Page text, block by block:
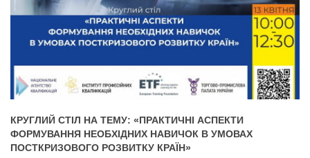
КРУГЛИЙ СТІЛ НА ТЕМУ: «ПРАКТИЧНІ АСПЕКТИ
ФОРМУВАННЯ НЕОБХІДНИХ НАВИЧОК В УМОВАХ
ПОСТКРИЗОВОГО РОЗВИТКУ КРАЇН»